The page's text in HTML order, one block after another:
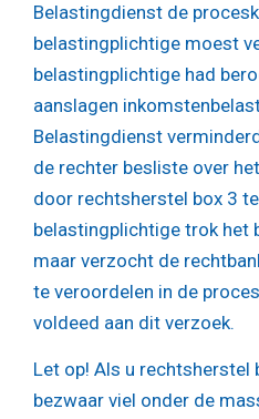
Belastingdienst de
belastingplichtige moest
belastingplichtige had
aanslagen
Belastingdienst
de rechter besliste over
door rechtsherstel box 3
belastingplichtige trok het
maar verzocht de
te veroordelen in de
voldeed aan dit verzoek.
Let op! Als u rechtsherstel
bezwaar viel onder de